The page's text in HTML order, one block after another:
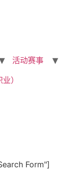
活动赛事
）
Form"]